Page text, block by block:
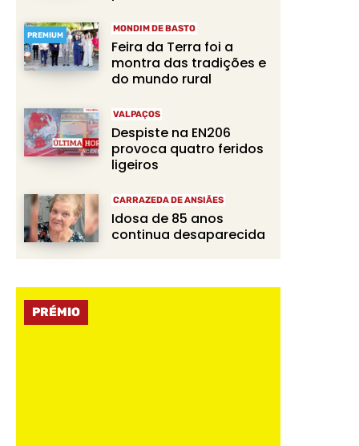
PREMIUM
MONDIM DE BASTO
Feira da Terra foi a
montra das tradições e
do mundo rural
VALPAÇOS
Despiste na EN206
provoca quatro feridos
ligeiros
CARRAZEDA DE ANSIÃES
Idosa de 85 anos
continua desaparecida
PRÉMIO